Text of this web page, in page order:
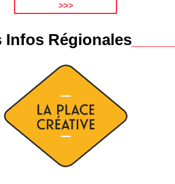
>>>
Infos Régionales